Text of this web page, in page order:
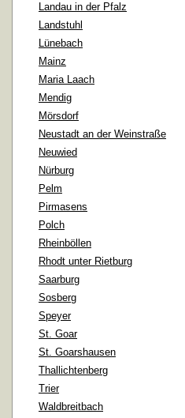
Landau in der Pfalz
Landstuhl
Lünebach
Mainz
Maria Laach
Mendig
Mörsdorf
Neustadt an der Weinstraße
Neuwied
Nürburg
Pelm
Pirmasens
Polch
Rheinböllen
Rhodt unter Rietburg
Saarburg
Sosberg
Speyer
St. Goar
St. Goarshausen
Thallichtenberg
Trier
Waldbreitbach